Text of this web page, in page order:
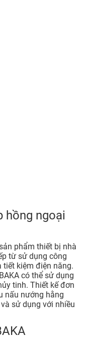
hồng ngoại
phẩm thiết bị nhà
từ sử dụng công
tiết kiệm điện năng.
có thể sử dụng
tinh. Thiết kế đơn
nấu nướng hằng
sử dụng với nhiều